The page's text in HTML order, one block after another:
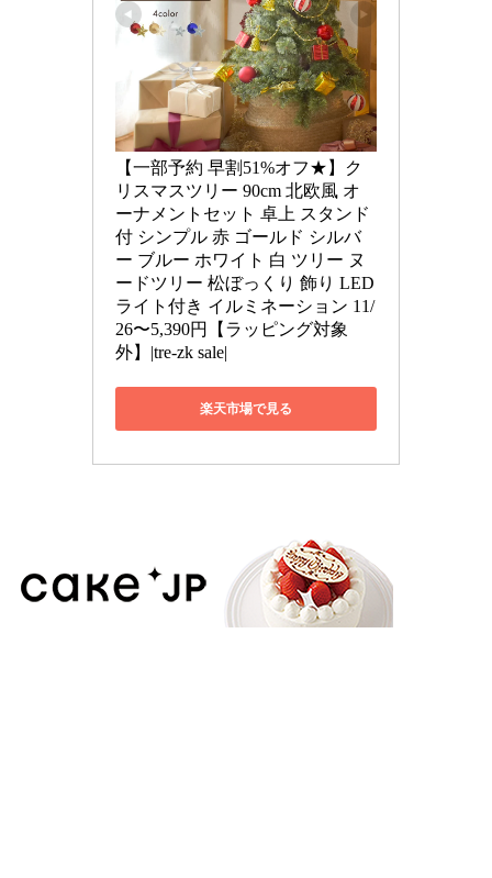
【一部予約 早割51%オフ★】ク
リスマスツリー 90cm 北欧風 オ
ーナメントセット 卓上 スタンド
付 シンプル 赤 ゴールド シルバ
ー ブルー ホワイト 白 ツリー ヌ
ードツリー 松ぼっくり 飾り LED
ライト付き イルミネーション 11/
26〜5,390円【ラッピング対象
外】|tre-zk sale|
楽天市場で見る